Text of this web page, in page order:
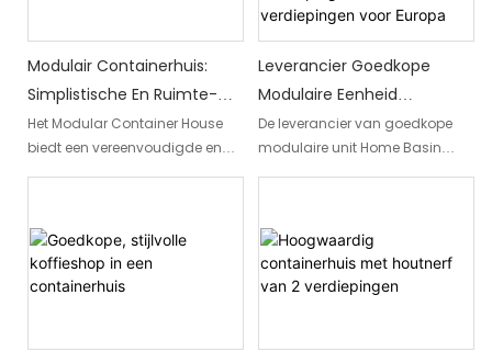
bescherming en prachtige
woonruimtes die nu te koop zijn
Modulair Containerhuis:
Simplistische En Ruimte-
Efficiënte Woonoplossing
Het Modular Container House
biedt een vereenvoudigde en
behoeften. Met de voordelen
van een prefabhuis combineert
het gemak en functionaliteit
Leverancier Goedkope
Modulaire Eenheid
Thuisbekken Goedkope
Geprefabriceerde
Containerwoningen Prefab
Verdiepingen En 2
Verdiepingen Voor Europa
De leverancier van goedkope
modulaire unit Home Basin
huisvestingsbehoeften in
Europa. Met zijn ontwerp van
twee verdiepingen biedt dit